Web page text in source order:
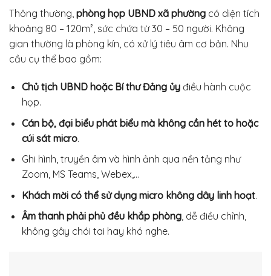
Thông thường, phòng họp UBND xã phường có diện tích
khoảng 80 – 120m², sức chứa từ 30 – 50 người. Không
gian thường là phòng kín, có xử lý tiêu âm cơ bản. Nhu
cầu cụ thể bao gồm:
Chủ tịch UBND hoặc Bí thư Đảng ủyđiều hành cuộc
họp.
Cán bộ, đại biểu phát biểu mà không cần hét to hoặc
cúi sát micro.
Ghi hình, truyền âm và hình ảnh qua nền tảng như
Zoom, MS Teams, Webex,…
Khách mời có thể sử dụng micro không dây linh hoạt.
Âm thanh phải phủ đều khắp phòng, dễ điều chỉnh,
không gây chói tai hay khó nghe.